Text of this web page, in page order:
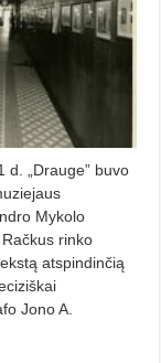
d. „Drauge” bu­vo
Mykolo
rin­ko
atspindinčią
Jono A.